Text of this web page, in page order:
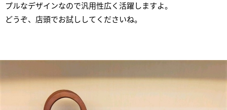
プルなデザインなので汎用性広く活躍しますよ。
どうぞ、店頭でお試ししてくださいね。